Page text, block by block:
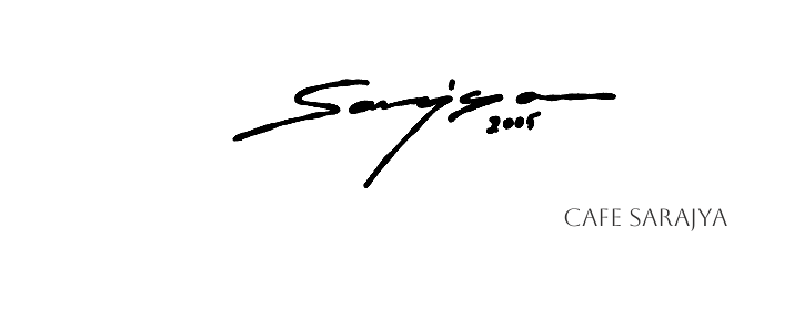
Cafe Sarajya